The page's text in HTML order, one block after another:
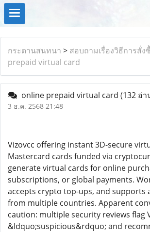
กระดานสนทนา > สอบถามเรื่องวิธีการสั่
prepaid virtual card
online prepaid virtual card (132 อ่า
3 ธ.ค. 2568 21:48
Vizovcc offering instant 3D-secure
Mastercard cards funded via
generate virtual cards for online
subscriptions, or global payments.
accepts crypto top-ups, and supports
from multiple countries. Apparent
caution: multiple security reviews flag
&ldquo;suspicious&rdquo; and